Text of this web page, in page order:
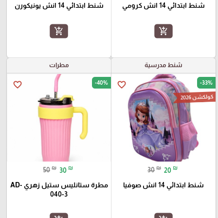
شنط ابتدائي 14 انش كرومي
add_shopping_cart
شنط ابتدائي 14 انش يونيكورن
add_shopping_cart
شنط مدرسية
favorite_border -33%
كولكشن 2026
30 ₪ 20 ₪
شنط ابتدائي 14 انش صوفيا
مطرات
favorite_border -40%
50 ₪ 30 ₪
مطرة ستانليس ستيل زهري AD-
040-3